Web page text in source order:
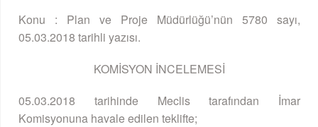
Konu : Plan ve Proje Müdürlüğü’nün 5780 sayı,
05.03.2018 tarihli yazısı.
KOMİSYON İNCELEMESİ
05.03.2018 tarihinde Meclis tarafından İmar
Komisyonuna havale edilen teklifte;